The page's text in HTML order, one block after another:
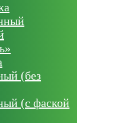
(без
(с фаской